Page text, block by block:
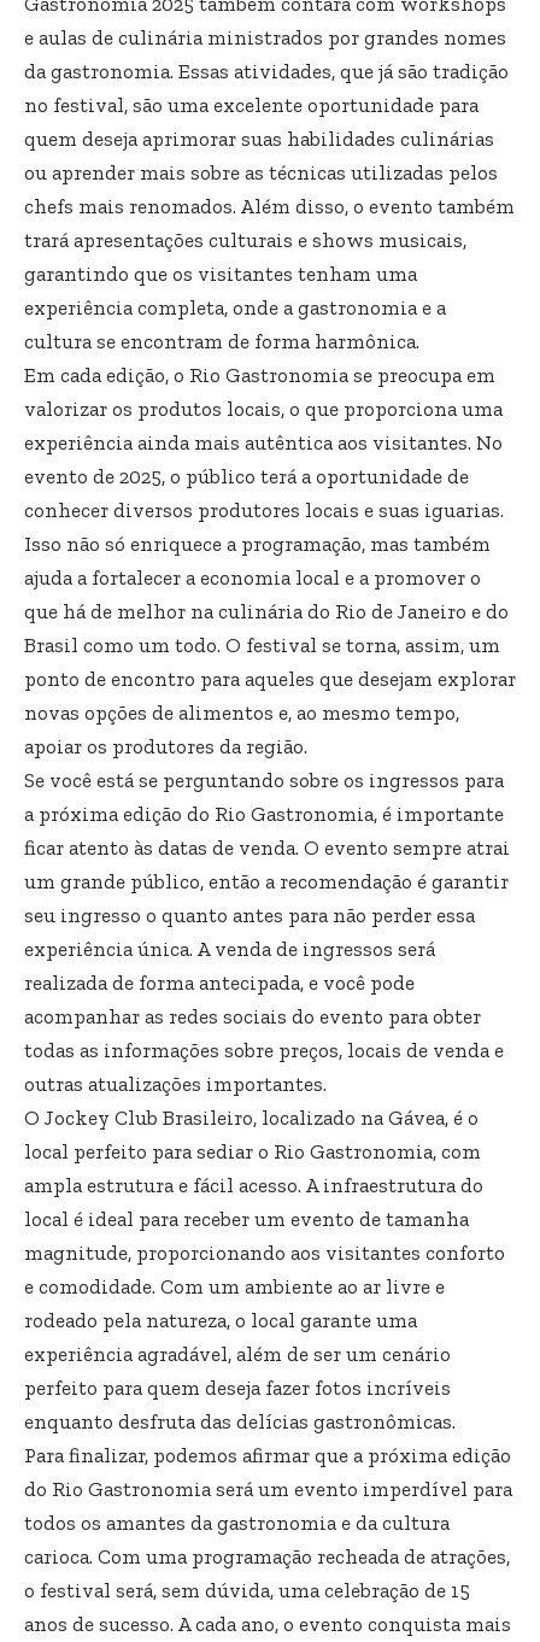
e aulas de culinária ministrados por grandes nomes
da gastronomia. Essas atividades, que já são tradição
no festival, são uma excelente oportunidade para
quem deseja aprimorar suas habilidades culinárias
ou aprender mais sobre as técnicas utilizadas pelos
chefs mais renomados. Além disso, o evento também
trará apresentações culturais e shows musicais,
garantindo que os visitantes tenham uma
experiência completa, onde a gastronomia e a
cultura se encontram de forma harmônica.
Em cada edição, o Rio Gastronomia se preocupa em
valorizar os produtos locais, o que proporciona uma
experiência ainda mais autêntica aos visitantes. No
evento de 2025, o público terá a oportunidade de
conhecer diversos produtores locais e suas iguarias.
Isso não só enriquece a programação, mas também
ajuda a fortalecer a economia local e a promover o
que há de melhor na culinária do Rio de Janeiro e do
Brasil como um todo. O festival se torna, assim, um
ponto de encontro para aqueles que desejam explorar
novas opções de alimentos e, ao mesmo tempo,
apoiar os produtores da região.
Se você está se perguntando sobre os ingressos para
a próxima edição do Rio Gastronomia, é importante
ficar atento às datas de venda. O evento sempre atrai
um grande público, então a recomendação é garantir
seu ingresso o quanto antes para não perder essa
experiência única. A venda de ingressos será
realizada de forma antecipada, e você pode
acompanhar as redes sociais do evento para obter
todas as informações sobre preços, locais de venda e
outras atualizações importantes.
O Jockey Club Brasileiro, localizado na Gávea, é o
local perfeito para sediar o Rio Gastronomia, com
ampla estrutura e fácil acesso. A infraestrutura do
local é ideal para receber um evento de tamanha
magnitude, proporcionando aos visitantes conforto
e comodidade. Com um ambiente ao ar livre e
rodeado pela natureza, o local garante uma
experiência agradável, além de ser um cenário
perfeito para quem deseja fazer fotos incríveis
enquanto desfruta das delícias gastronômicas.
Para finalizar, podemos afirmar que a próxima edição
do Rio Gastronomia será um evento imperdível para
todos os amantes da gastronomia e da cultura
carioca. Com uma programação recheada de atrações,
o festival será, sem dúvida, uma celebração de 15
anos de sucesso. A cada ano, o evento conquista mais